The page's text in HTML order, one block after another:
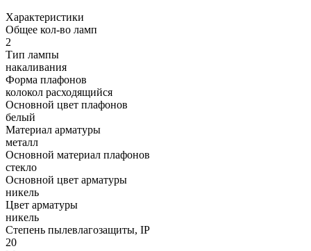
Характеристики
Общее кол-во ламп
2
Тип лампы
накаливания
Форма плафонов
колокол расходящийся
Основной цвет плафонов
белый
Материал арматуры
металл
Основной материал плафонов
стекло
Основной цвет арматуры
никель
Цвет арматуры
никель
Степень пылевлагозащиты, IP
20